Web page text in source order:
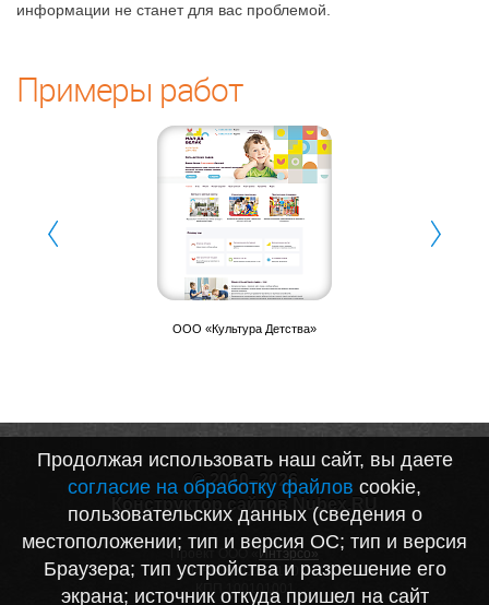
информации не станет для вас проблемой.
Примеры работ
ООО «Культура Детства»
© 2010–2026
Конструктор сайтов Nubex.RU
Проект ООО «
Интэрсо»
ИНН 1001172170
КПП 100101001
Продолжая использовать наш сайт, вы даете
согласие на обработку файлов cookie,
пользовательских данных (сведения о
местоположении; тип и версия ОС; тип и версия
Браузера; тип устройства и разрешение его
экрана; источник откуда пришел на сайт